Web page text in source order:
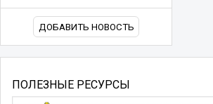
ДОБАВИТЬ НОВОСТЬ
ПОЛЕЗНЫЕ РЕСУРСЫ